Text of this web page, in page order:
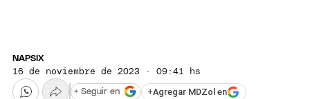
NAPSIX
16 de noviembre de 2023 · 09:41 hs
+Agregar MDZol en
+ Seguir en